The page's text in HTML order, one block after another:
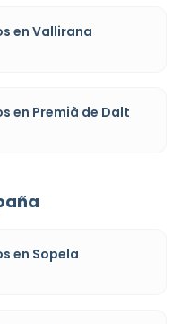
en Vallirana
en Premià de Dalt
en Sopela